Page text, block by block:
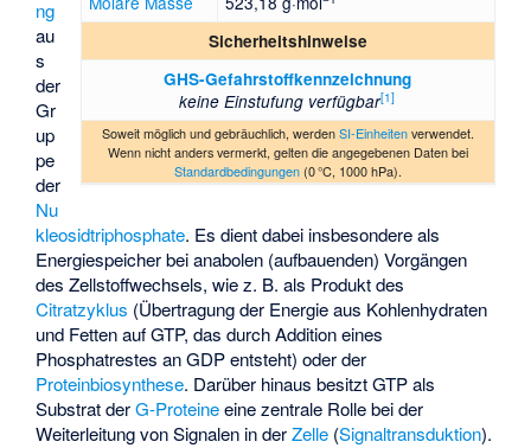
Sicherheitshinweise
GHS-Gefahrstoffkennzeichnung
keine Einstufung verfügbar[1]
Soweit möglich und gebräuchlich, werdenSI-Einheitenverwendet.
Wenn nicht anders vermerkt, gelten die angegebenen Daten bei
Standardbedingungen(0 °C, 1000 hPa).
ng
au
s
der
Gr
up
pe
der
Nu
kleosidtriphosphate. Es dient dabei insbesondere als
Energiespeicher bei anabolen (aufbauenden) Vorgängen
des Zellstoffwechsels, wie z. B. als Produkt des
Citratzyklus (Übertragung der Energie aus Kohlenhydraten
und Fetten auf GTP, das durch Addition eines
Phosphatrestes an GDP entsteht) oder der
Proteinbiosynthese. Darüber hinaus besitzt GTP als
Substrat derG-Proteineeine zentrale Rolle bei der
Weiterleitung von Signalen in derZelle (Signaltransduktion).